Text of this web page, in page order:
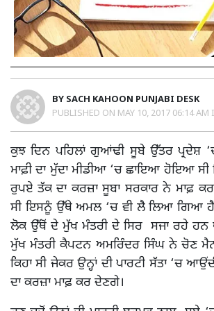
BY SACH KAHOON PUNJABI DESK
PUBLISHED ON MAY 10, 2017 06:14 AM
ਕੁਝ ਦਿਨ ਪਹਿਲਾਂ ਗੁਆਂਢੀ ਸੂਬੇ ਉੱਤਰ ਪ੍ਰਦੇਸ਼
ਮਾਫ਼ੀ ਦਾ ਮੁੱਦਾ ਮੀਡੀਆ ‘ਚ ਛਾਇਆ ਹੋਇਆ ਸੀ
ਰੁਪਏ ਤੱਕ ਦਾ ਕਰਜ਼ਾ ਸੂਬਾ ਸਰਕਾਰ ਨੇ ਮਾਫ਼
ਸੀ ਇਸਨੂੰ ਉੱਥੇ ਅਮਲ ‘ਚ ਵੀ ਲੈ ਲਿਆ ਗਿਆ ਹੈ
ਲੋਕ ਉੱਥੋਂ ਦੇ ਮੁੱਖ ਮੰਤਰੀ ਦੇ ਸਿਰ ਸਜਾ ਰਹੇ ਹਨ
ਮੁੱਖ ਮੰਤਰੀ ਕੈਪਟਨ ਅਮਰਿੰਦਰ ਸਿੰਘ ਨੇ ਚੋਣ
ਕਿਹਾ ਸੀ ਜੇਕਰ ਉਨ੍ਹਾਂ ਦੀ ਪਾਰਟੀ ਸੱਤਾ ‘ਚ
ਦਾ ਕਰਜ਼ਾ ਮਾਫ਼ ਕਰ ਦੇਣਗੇ।